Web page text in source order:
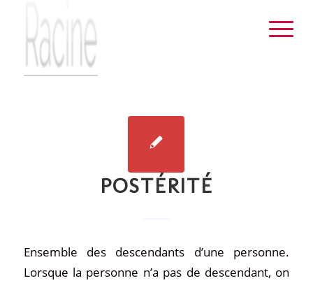
POSTÉRITÉ
Ensemble des descendants d’une personne.
Lorsque la personne n’a pas de descendant, on